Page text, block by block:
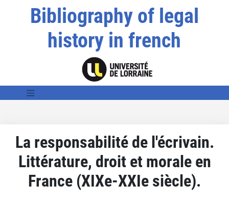
Bibliography of legal
history in french
La responsabilité de l'écrivain.
Littérature, droit et morale en
France (XIXe-XXIe siècle).